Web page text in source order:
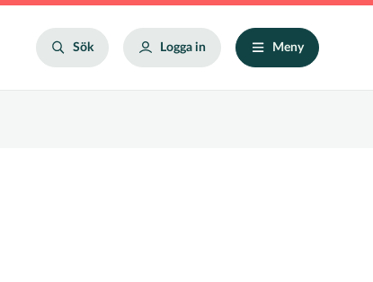
Search
Sök
Logga in Meny